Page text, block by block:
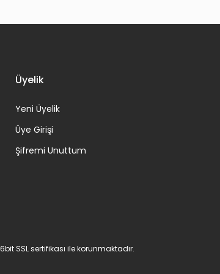
Üyelik
Yeni Üyelik
Üye Girişi
Şifremi Unuttum
SSL sertifikası ile korunmaktadır.